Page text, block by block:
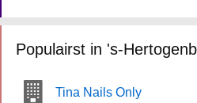
Tina Nails Only